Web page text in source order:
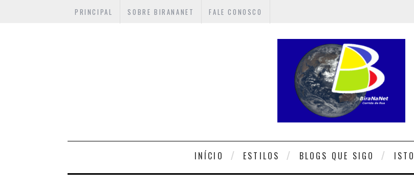
PRINCIPAL SOBRE BIRANANET FALE CONOSCO
INÍCIO ESTILOS BLOGS QUE SIGO